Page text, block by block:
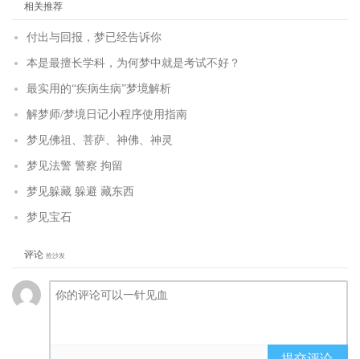
相关推荐
付出与回报，梦已经告诉你
本是最擅长学科，为何梦中就是考试不好？
最实用的“疾病生病”梦境解析
解梦师/梦境日记小程序使用指南
梦见佛祖、菩萨、神佛、神灵
梦见法警 警察 拘留
梦见躲藏 躲避 藏东西
梦见宝石
评论 抢沙发